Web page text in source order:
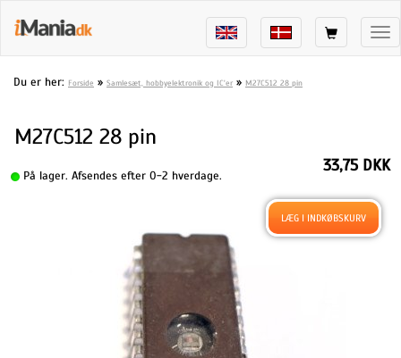
Du er her: Forside » Samlesæt, hobbyelektronik og IC'er » M27C512 28 pin
M27C512 28 pin
På lager. Afsendes efter 0-2 hverdage.
33,75 DKK